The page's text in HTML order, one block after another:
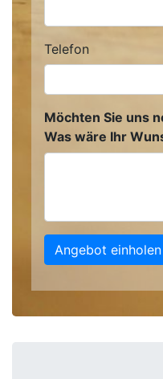
Telefon
Möchten Sie uns
Was wäre Ihr
Angebot einholen